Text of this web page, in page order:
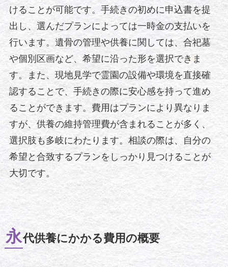
けることが可能です。手続きの初めに申込書を提
出し、選んだプランによっては一時金の支払いを
行います。遺骨の管理や供養に関しては、合祀墓
や個別区画など、希望に沿った形を選択できま
す。また、現地見学で霊園の設備や環境を直接確
認することで、手続きの際に安心感を持って進め
ることができます。費用はプランにより異なりま
すが、供養の維持管理費が含まれることが多く、
選択肢も多岐にわたります。相談の際は、自分の
希望と合致するプランをしっかり見つけることが
大切です。
永代供養にかかる費用の概要